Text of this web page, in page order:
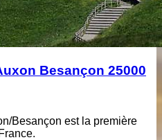
Besançon 25000
Besançon est la première